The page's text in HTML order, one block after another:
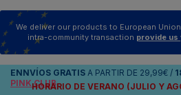
We deliver our products to European
intra-community transaction provide us
ENNVÍOS GRATIS A PARTIR DE 29,99€ /
PINK CLUB
HORARIO DE VERANO (JULIO Y